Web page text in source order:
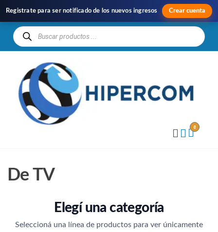
Registrate para ser notificado de los nuevos ingresos Crear cuenta
0
De TV
Elegí una categoría
Seleccioná una línea de productos para ver únicamente